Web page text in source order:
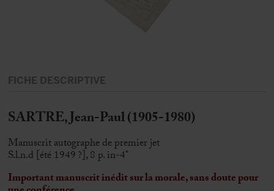
FICHE DESCRIPTIVE
SARTRE, Jean-Paul (1905-1980)
Manuscrit autographe de premier jet
S.l.n.d [été 1949 ?], 8 p. in-4°
Important manuscrit inédit sur la morale, sans doute pour